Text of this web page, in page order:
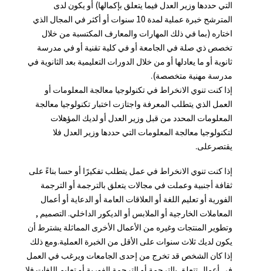
التي حددها وزير العدل فيما يتعلق بإكمالها) أو يكون لدى
المترشح خبرة عملية لمدة 10 سنوات أو أكثر في المجال الذي
اختاره (بما في ذلك المهارات والمعارف المكتسبة من خلال
تخصص ذي صلة في الجامعة أو في كلية تقنية أو في مدرسة
ثانوية أو ما يعادلها أو من خلال الدورات التعليمية بعد الثانوية في
مدرسة مهنية متخصصة).
إذا كنت تنوي الانخراط في تكنولوجيا معالجة المعلومات أو
العمل الذي يتطلب المعرفة واجتازت اختبار تكنولوجيا معالجة
المعلومات المحدد من قبل وزير العدل أو لديك المؤهلات
لتكنولوجيا معالجة المعلومات التي حددها وزير العدل فلا
يقتصرعلى.
إذا كنت تنوي الانخراط في عمل يتطلب تفكيرًا أو حسا بناءً على
ثقافة أجنبية وعملت في مجالات يتعلق بالترجمة أو الترجمة
الفورية أو تعليم اللغة أو العلاقات العامة أو الدعاية أو أعمال
المعاملات الخارجية أو الملابس أو الديكور الداخلي. التصميم ,
وتطوير المنتجات وغيره من الأعمال الأخرى المماثلة يشترط أن
يكون لديك ثلاث سنوات على الأقل من الخبرة العملية.ومع ذلك
إذا كان الشخص قد تخرج من إحدى الجامعات ويرغب في العمل